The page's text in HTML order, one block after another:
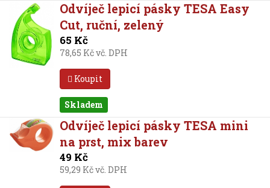
Odvíječ lepicí pásky TESA Easy
Cut, ruční, zelený
65 Kč
78,65 Kč vč. DPH
Koupit
Skladem
Odvíječ lepicí pásky TESA mini
na prst, mix barev
49 Kč
59,29 Kč vč. DPH